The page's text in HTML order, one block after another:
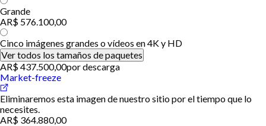
Grande
AR$ 576.100,00
Cinco imágenes grandes o vídeos en 4K y HD
Ver todos los tamaños de paquetes
AR$ 437.500,00por descarga
Market-freeze
Eliminaremos esta imagen de nuestro sitio por el tiempo que lo
necesites.
AR$ 364.880,00